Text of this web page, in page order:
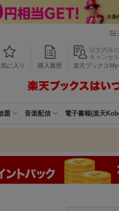
気に入り 購入履歴
注文内容
キャンセル
楽天ブックスMy
題 音楽配信 電子書籍(楽天